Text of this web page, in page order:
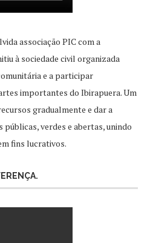
associação PIC com a
à sociedade civil organizada
e a participar
importantes do Ibirapuera. Um
gradualmente e dar a
verdes e abertas, unindo
fins lucrativos.